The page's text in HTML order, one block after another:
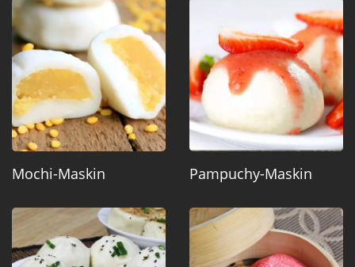
Mochi-Maskin Pampuchy-Maskin